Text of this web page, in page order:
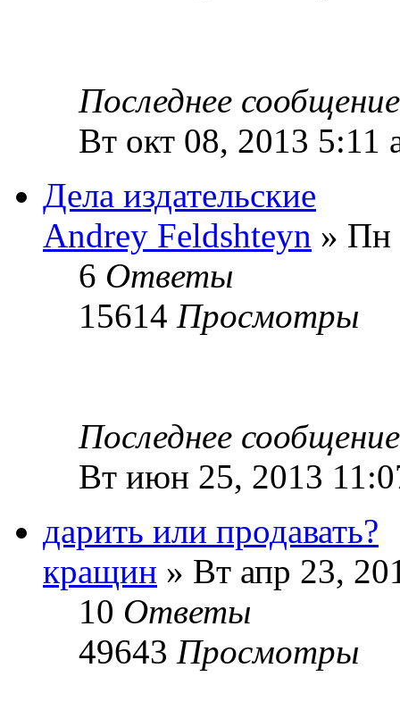
Последнее
Вт окт 08, 2013 5:11
Дела издательские
Andrey Feldshteyn » Пн
6 Ответы
15614 Просмотры
Последнее
Вт июн 25, 2013
дарить или продавать?
кращин » Вт апр 23,
10 Ответы
49643 Просмотры